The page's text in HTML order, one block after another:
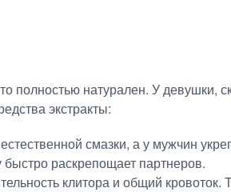
полностью натурален. У девушки,
экстракты:
смазки, а у мужчин
раскрепощает партнеров.
клитора и общий